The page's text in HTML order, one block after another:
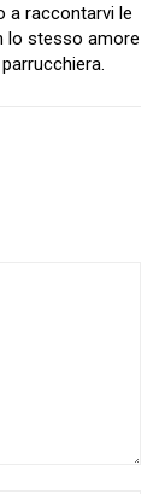
a raccontarvi le
lo stesso amore